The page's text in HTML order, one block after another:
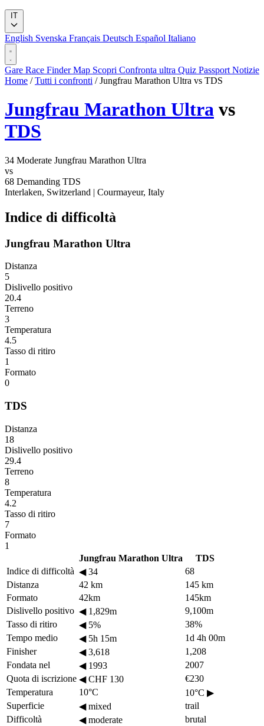
English Svenska Français Deutsch Español Italiano
Gare Race FinderMap Scopri Confronta ultra Quiz Passport Notizie
Home / Tutti i confronti / Jungfrau Marathon Ultra vs TDS
Jungfrau Marathon Ultra vs
TDS
34 Moderate Jungfrau Marathon Ultra
vs
68 Demanding TDS
Interlaken, Switzerland | Courmayeur, Italy
Indice di difficoltà
Jungfrau Marathon Ultra
Distanza
5
Dislivello positivo
20.4
Terreno
3
Temperatura
4.5
Tasso di ritiro
1
Formato
0
TDS
Distanza
18
Dislivello positivo
29.4
Terreno
8
Temperatura
4.2
Tasso di ritiro
7
Formato
1
Jungfrau Marathon Ultra
TDS
Indice di difficoltà ◀34
68
Distanza
42 km
145 km
Formato
42km
145km
Dislivello positivo ◀1,829m
9,100m
Tasso di ritiro
◀5%
38%
Tempo medio
◀5h 15m
1d 4h 00m
Finisher
◀3,618
1,208
Fondata nel
◀1993
2007
Quota di iscrizione ◀CHF 130
€230
Temperatura
10°C 10°C ▶
Superficie
◀mixed
trail
Difficoltà
◀moderate
brutal